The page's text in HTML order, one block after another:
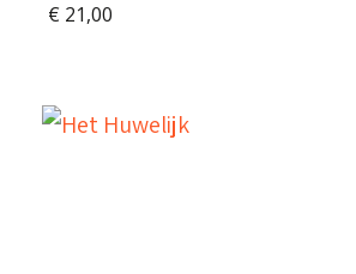
€ 21,00